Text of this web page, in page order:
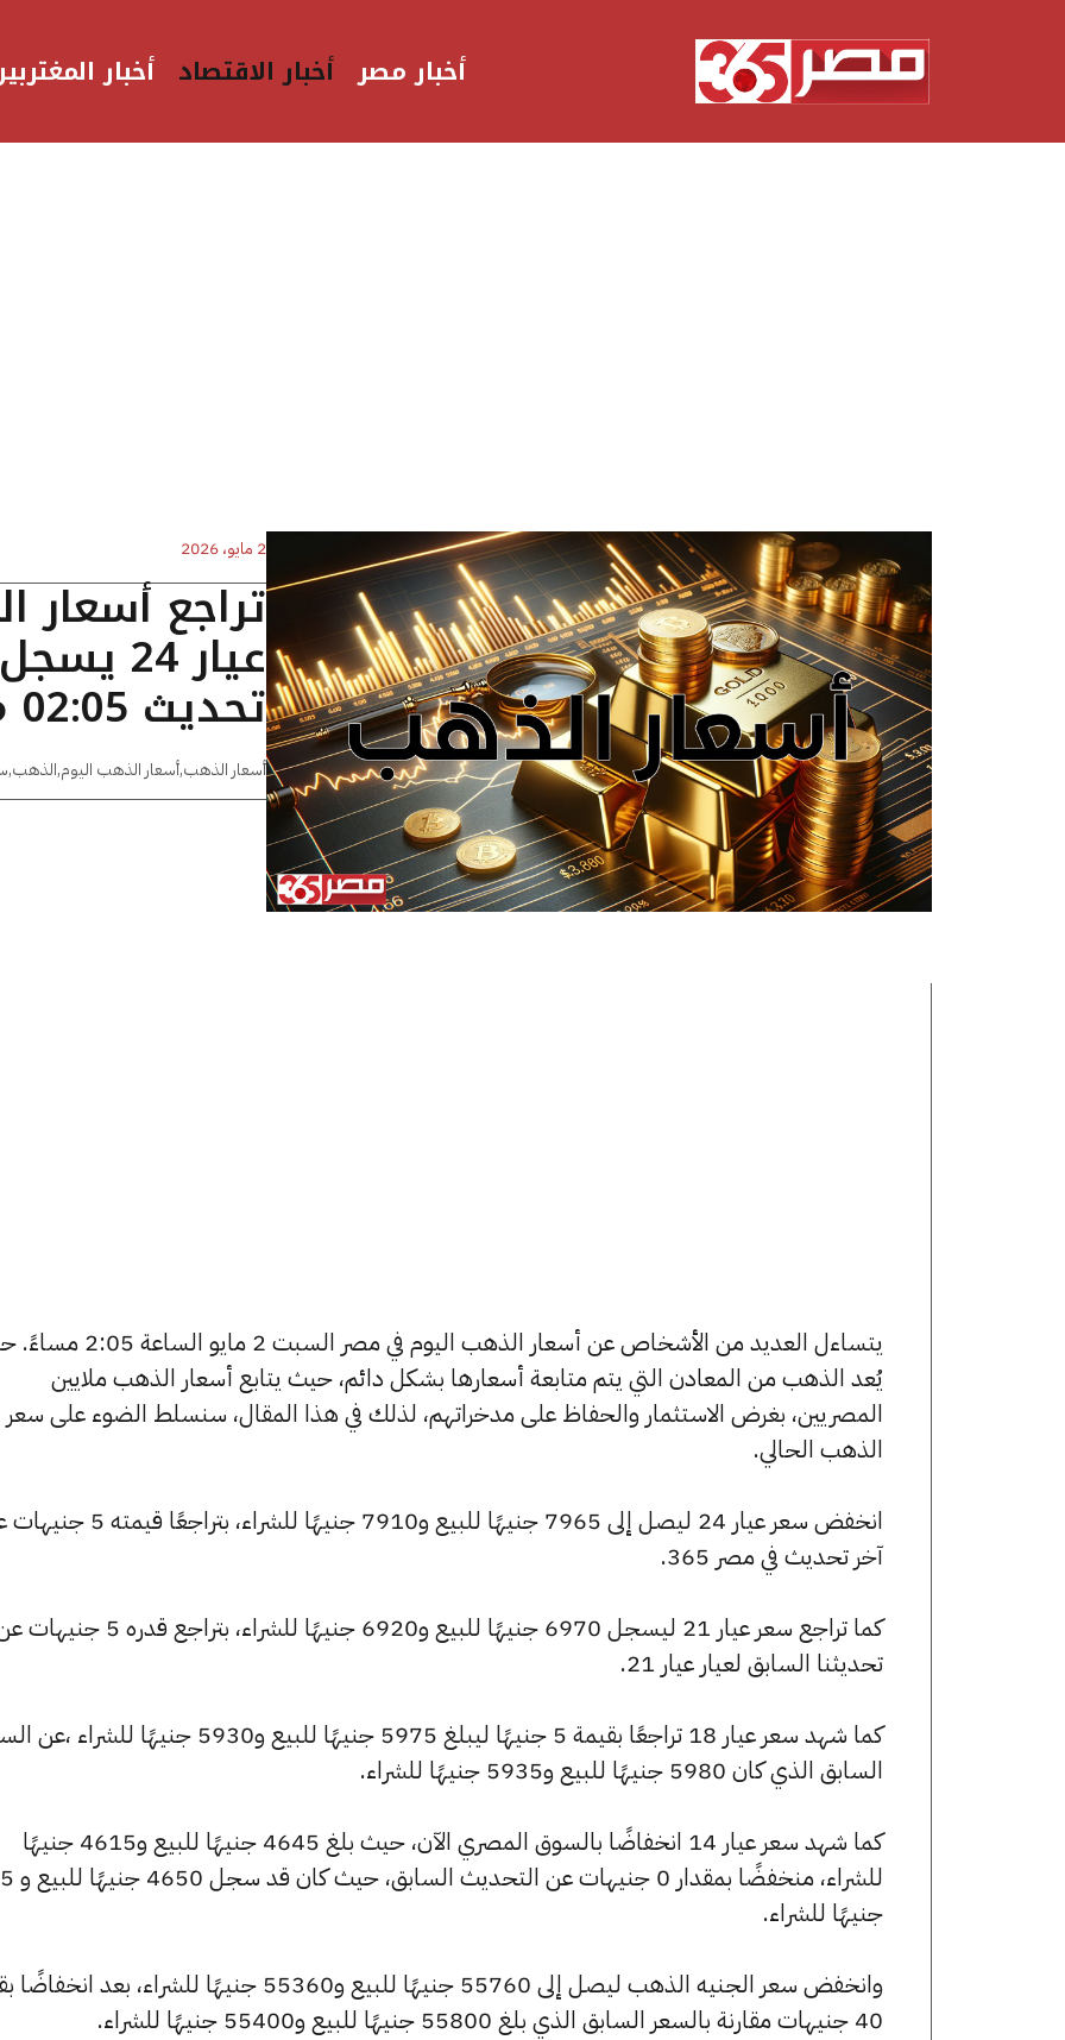
أخبار مصر أخبار الاقتصاد أخبار
2 مايو، 2026
تراجع
تحديث 02:05 مساءًا
أسعار الذهب,أسعار الذهب اليوم,الذهب,
يتساءل العديد من الأشخاص عن أسعار الذهب اليوم في مصر
يُعد الذهب من المعادن التي يتم متابعة أسعارها بشكل دائم، حيث يتابع أسعار الذهب ملايين
المصريين، بغرض الاستثمار والحفاظ على مدخراتهم، لذلك في هذا المقال، سنسلط الضوء على سعر
الذهب الحالي.
انخفض سعر عيار 24 ليصل إلى 7965 جنيهًا للبيع و7910 جنيهًا للشراء،
آخر تحديث في مصر 365.
كما تراجع سعر عيار 21 ليسجل 6970 جنيهًا للبيع و6920 جنيهًا للشراء، بتراجع قدره 5
تحديثنا السابق لعيار عيار 21.
كما شهد سعر عيار 18 تراجعًا بقيمة 5 جنيهًا ليبلغ 5975 جنيهًا للبيع و5930 جنيهًا
السابق الذي كان 5980 جنيهًا للبيع و5935 جنيهًا للشراء.
كما شهد سعر عيار 14 انخفاضًا بالسوق المصري الآن، حيث بلغ 4645 جنيهًا للبيع و4615 جنيهًا
للشراء،
جنيهًا للشراء.
وانخفض سعر الجنيه الذهب ليصل إلى 55760 جنيهًا للبيع و55360 جنيهًا للشراء، بعد
40 جنيهات مقارنة بالسعر السابق الذي بلغ 55800 جنيهًا للبيع و55400 جنيهًا للشراء.